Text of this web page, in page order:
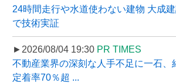
24時間走行や水道使わない建物 大成
で技術実証
►2026/08/04 19:30 PR TIMES
不動産業界の深刻な人手不足に一石、
定着率70％超 ...